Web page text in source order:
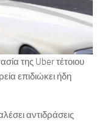
της Uber τέτοιου
επιδιώκει ήδη
αντιδράσεις